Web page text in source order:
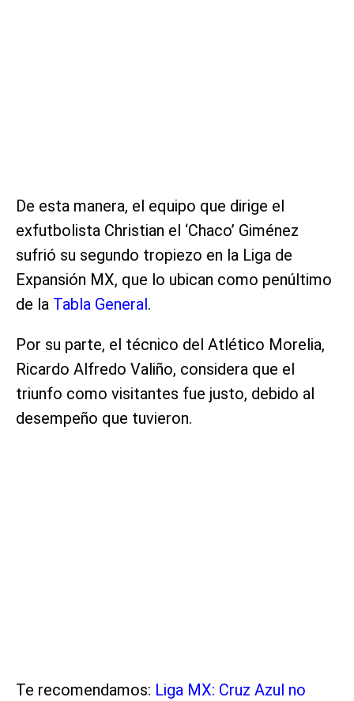
De esta manera, el equipo que dirige el
exfutbolista Christian el ‘Chaco’ Giménez
sufrió su segundo tropiezo en la Liga de
Expansión MX, que lo ubican como penúltimo
de la Tabla General .
Por su parte, el técnico del Atlético Morelia,
Ricardo Alfredo Valiño, considera que el
triunfo como visitantes fue justo, debido al
desempeño que tuvieron.
Te recomendamos: Liga MX: Cruz Azul no